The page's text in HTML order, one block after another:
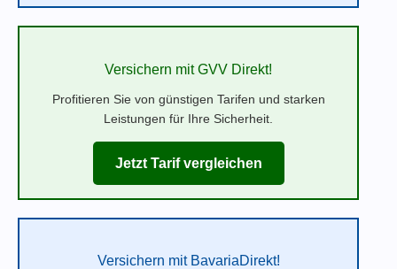
Versichern mit GVV Direkt!
Profitieren Sie von günstigen Tarifen und starken
Leistungen für Ihre Sicherheit.
Jetzt Tarif vergleichen
Versichern mit BavariaDirekt!